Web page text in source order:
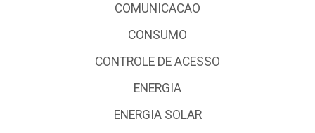
COMUNICACAO
CONSUMO
CONTROLE DE ACESSO
ENERGIA
ENERGIA SOLAR